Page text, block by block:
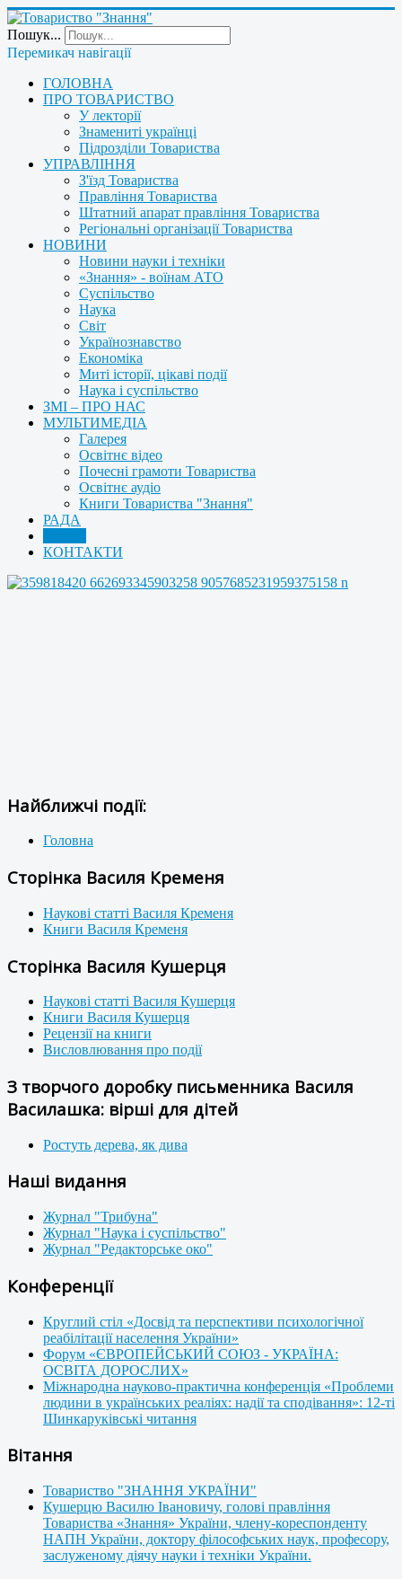
Пошук...
Перемикач навігації
ГОЛОВНА
ПРО ТОВАРИСТВО
У лекторії
Знамениті українці
Підрозділи Товариства
УПРАВЛІННЯ
З'їзд Товариства
Правління Товариства
Штатний апарат правління Товариства
Регіональні організації Товариства
НОВИНИ
Новини науки і техніки
«Знання» - воїнам АТО
Суспільство
Наука
Світ
Українознавство
Економіка
Миті історії, цікаві події
Наука і суспільство
ЗМІ – ПРО НАС
МУЛЬТИМЕДІА
Галерея
Освітнє відео
Почесні грамоти Товариства
Освітнє аудіо
Книги Товариства "Знання"
РАДА
КОНТАКТИ
Найближчі події:
Головна
Сторінка Василя Кременя
Наукові статті Василя Кременя
Книги Василя Кременя
Сторінка Василя Кушерця
Наукові статті Василя Кушерця
Книги Василя Кушерця
Рецензії на книги
Висловлювання про події
З творчого доробку письменника Василя
Василашка: вірші для дітей
Ростуть дерева, як дива
Наші видання
Журнал "Трибуна"
Журнал "Наука і суспільство"
Журнал "Редакторське око"
Конференції
Круглий стіл «Досвід та перспективи психологічної
реабілітації населення України»
Форум «ЄВРОПЕЙСЬКИЙ СОЮЗ - УКРАЇНА:
ОСВІТА ДОРОСЛИХ»
Міжнародна науково-практична конференція «Проблеми
людини в українських реаліях: надії та сподівання»: 12-ті
Шинкаруківські читання
Вітання
Товариство "ЗНАННЯ УКРАЇНИ"
Кушерцю Василю Івановичу, голові правління
Товариства «Знання» України, члену-кореспонденту
НАПН України, доктору філософських наук, професору,
заслуженому діячу науки і техніки України.